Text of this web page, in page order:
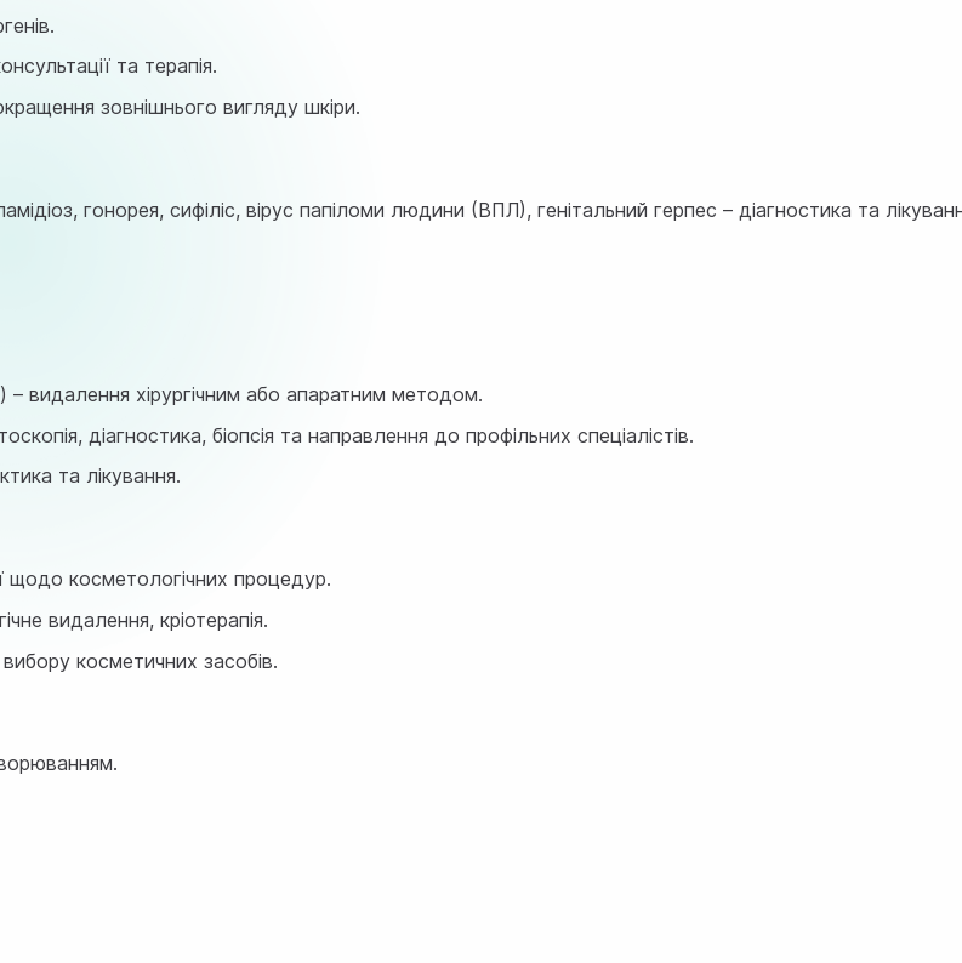
та терапія.
зовнішнього вигляду шкіри.
гонорея, сифіліс, вірус папіломи людини (ВПЛ), генітальний герпес – діагностика та
– видалення хірургічним або апаратним методом.
діагностика, біопсія та направлення до профільних спеціалістів.
та лікування.
щодо косметологічних процедур.
видалення, кріотерапія.
косметичних засобів.